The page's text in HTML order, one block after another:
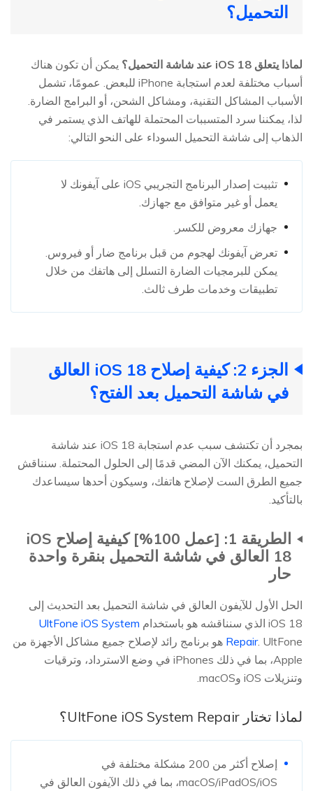
التحميل؟
لماذا يتعلق iOS 18 عند شاشة التحميل؟
يمكن أن تكون هناك
أسباب مختلفة لعدم استجابة iPhone للبعض. عمومًا، تشمل
الأسباب المشاكل التقنية، ومشاكل الشحن، أو البرامج الضارة.
لذا، يمكننا سرد المتسببات المحتملة للهاتف الذي يستمر في
الذهاب إلى شاشة التحميل السوداء على النحو التالي:
تثبيت إصدار البرنامج التجريبي iOS على آيفونك لا
يعمل أو غير متوافق مع جهازك.
جهازك معروض للكسر.
تعرض آيفونك لهجوم من قبل برنامج ضار أو فيروس.
يمكن للبرمجيات الضارة التسلل إلى هاتفك من خلال
تطبيقات وخدمات طرف ثالث.
الجزء 2: كيفية إصلاح iOS 18 العالق
في شاشة التحميل بعد الفتح؟
بمجرد أن تكتشف سبب عدم استجابة iOS 18 عند شاشة
التحميل، يمكنك الآن المضي قدمًا إلى الحلول المحتملة. سنناقش
جميع الطرق الست لإصلاح هاتفك، وسيكون أحدها سيساعدك
بالتأكيد.
الطريقة 1: [عمل 100%] كيفية إصلاح iOS
18 العالق في شاشة التحميل بنقرة واحدة
حار
الحل الأول للآيفون العالق في شاشة التحميل بعد التحديث إلى
iOS 18 الذي سنناقشه هو باستخدام
UltFone iOS System
Repair . UltFone هو برنامج رائد لإصلاح جميع مشاكل الأجهزة من
Apple، بما في ذلك iPhones في وضع الاسترداد، وترقيات
وتنزيلات iOS وmacOS.
لماذا تختار UltFone iOS System Repair؟
إصلاح أكثر من 200 مشكلة مختلفة في
macOS/iPadOS/iOS، بما في ذلك الآيفون العالق في